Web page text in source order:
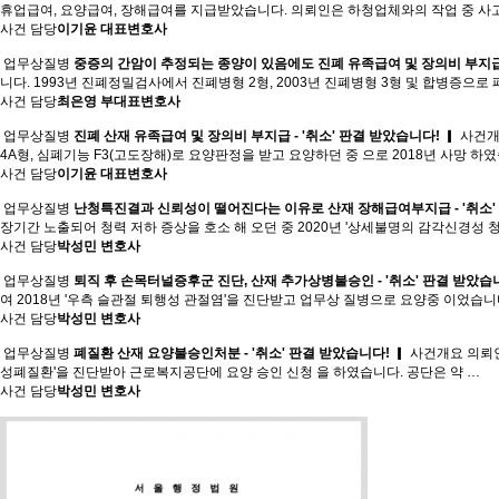
휴업급여, 요양급여, 장해급여를 지급받았습니다. 의뢰인은 하청업체와의 작업 중
사건 담당이기윤 대표변호사
업무상질병 중증의 간암이 추정되는 종양이 있음에도 진폐 유족급여 및 장의비 부
니다. 1993년 진폐정밀검사에서 진폐병형 2형, 2003년 진폐병형 3형 및 합병증으
사건 담당최은영 부대표변호사
업무상질병 진폐 산재 유족급여 및 장의비 부지급 - '취소' 판결 받았습니다!
▎ 사건
4A형, 심폐기능 F3(고도장해)로 요양판정을 받고 요양하던 중 으로 2018년 사망 하
사건 담당이기윤 대표변호사
업무상질병 난청특진결과 신뢰성이 떨어진다는 이유로 산재 장해급여부지급 - '취소
장기간 노출되어 청력 저하 증상을 호소 해 오던 중 2020년 '상세불명의 감각신경성
사건 담당박성민 변호사
업무상질병 퇴직 후 손목터널증후군 진단, 산재 추가상병불승인 - '취소' 판결 받았습
여 2018년 '우측 슬관절 퇴행성 관절염'을 진단받고 업무상 질병으로 요양중 이었습
사건 담당박성민 변호사
업무상질병 폐질환 산재 요양불승인처분 - '취소' 판결 받았습니다!
▎ 사건개요 의
성폐질환'을 진단받아 근로복지공단에 요양 승인 신청 을 하였습니다. 공단은 약 …
사건 담당박성민 변호사